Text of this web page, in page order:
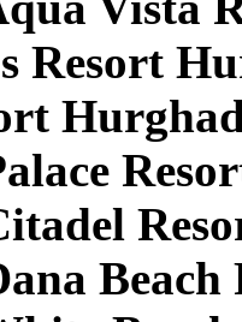
Resort
Beach